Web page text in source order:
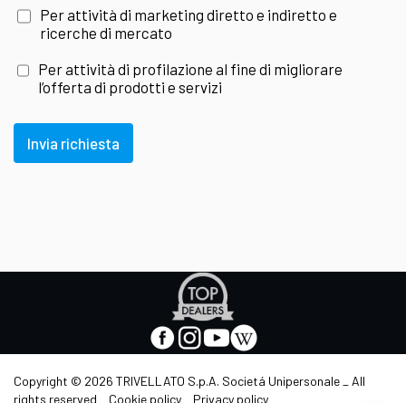
Per attività di marketing diretto e indiretto e
ricerche di mercato
Per attività di profilazione al fine di migliorare
l’offerta di prodotti e servizi
Invia richiesta
scheda
facebook
-
in
instagram
-
in
youtube
-
in
wikipedia
-
in
Copyright © 2026 TRIVELLATO S.p.A. Societá Unipersonale _ All
rights reserved _ Cookie policy Privacy policy